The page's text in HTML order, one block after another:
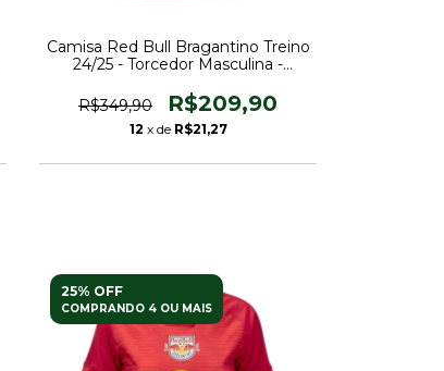
Camisa Red Bull Bragantino Treino
24/25 - Torcedor Masculina -
R$349,90
R$209,90
12 x de R$21,27
25% OFF
COMPRANDO 4 OU MAIS